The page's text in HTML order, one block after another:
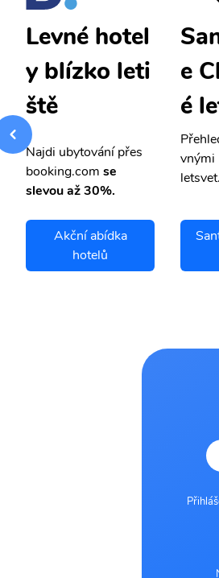
Levné hotel
y blízko leti
ště
Najdi ubytování přes
booking.com se
slevou až 30%.
Akční abídka
hotelů
e
é
vnými